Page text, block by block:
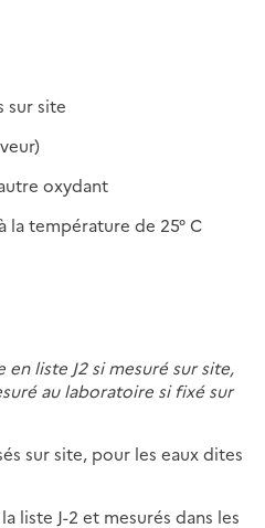
sur site
oxydant
température de 25° C
liste J2 si mesuré sur site,
au laboratoire si fixé sur
sur site, pour les eaux dites
liste J-2 et mesurés dans les